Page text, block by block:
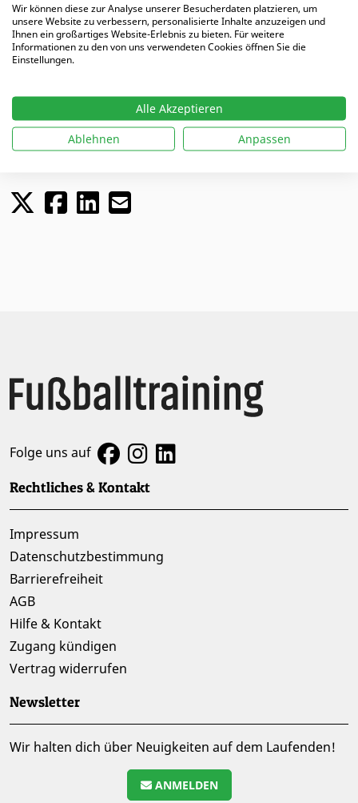
Schwerpunkte
Training
Folge uns auf
Rechtliches & Kontakt
Impressum
Datenschutzbestimmung
Barrierefreiheit
AGB
Hilfe & Kontakt
Zugang kündigen
Vertrag widerrufen
Newsletter
Wir halten dich über Neuigkeiten auf dem Laufenden!
ANMELDEN
Wir können diese zur Analyse unserer Besucherdaten platzieren, um
unsere Website zu verbessern, personalisierte Inhalte anzuzeigen und
Ihnen ein großartiges Website-Erlebnis zu bieten. Für weitere
Informationen zu den von uns verwendeten Cookies öffnen Sie die
Einstellungen.
Alle Akzeptieren
Ablehnen
Anpassen